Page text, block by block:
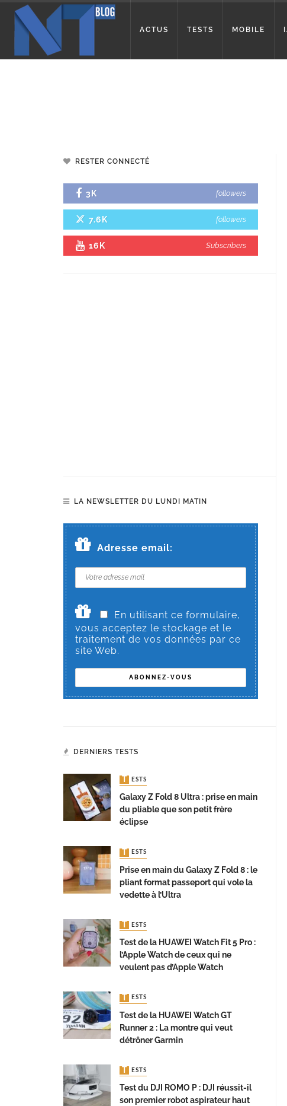
ACTUS TESTS MOBILE
RESTER CONNECTÉ
3K followers
7.6K followers
16K Subscribers
LA NEWSLETTER DU LUNDI MATIN
Adresse email:
En utilisant ce formulaire,
vous acceptez le stockage et le
traitement de vos données par ce
site Web.
DERNIERS TESTS
TESTS
Galaxy Z Fold 8 Ultra : prise en main
du pliable que son petit frère
éclipse
TESTS
Prise en main du Galaxy Z Fold 8 : le
pliant format passeport qui vole la
vedette à l’Ultra
TESTS
Test de la HUAWEI Watch Fit 5 Pro :
l’Apple Watch de ceux qui ne
veulent pas d’Apple Watch
TESTS
Test de la HUAWEI Watch GT
Runner 2 : La montre qui veut
détrôner Garmin
TESTS
Test du DJI ROMO P : DJI réussit-il
son premier robot aspirateur haut